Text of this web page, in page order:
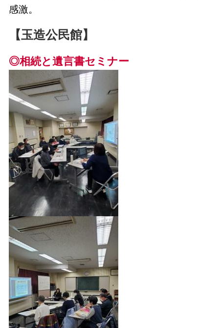
感激。
【玉造公民館】
◎相続と遺言書セミナー